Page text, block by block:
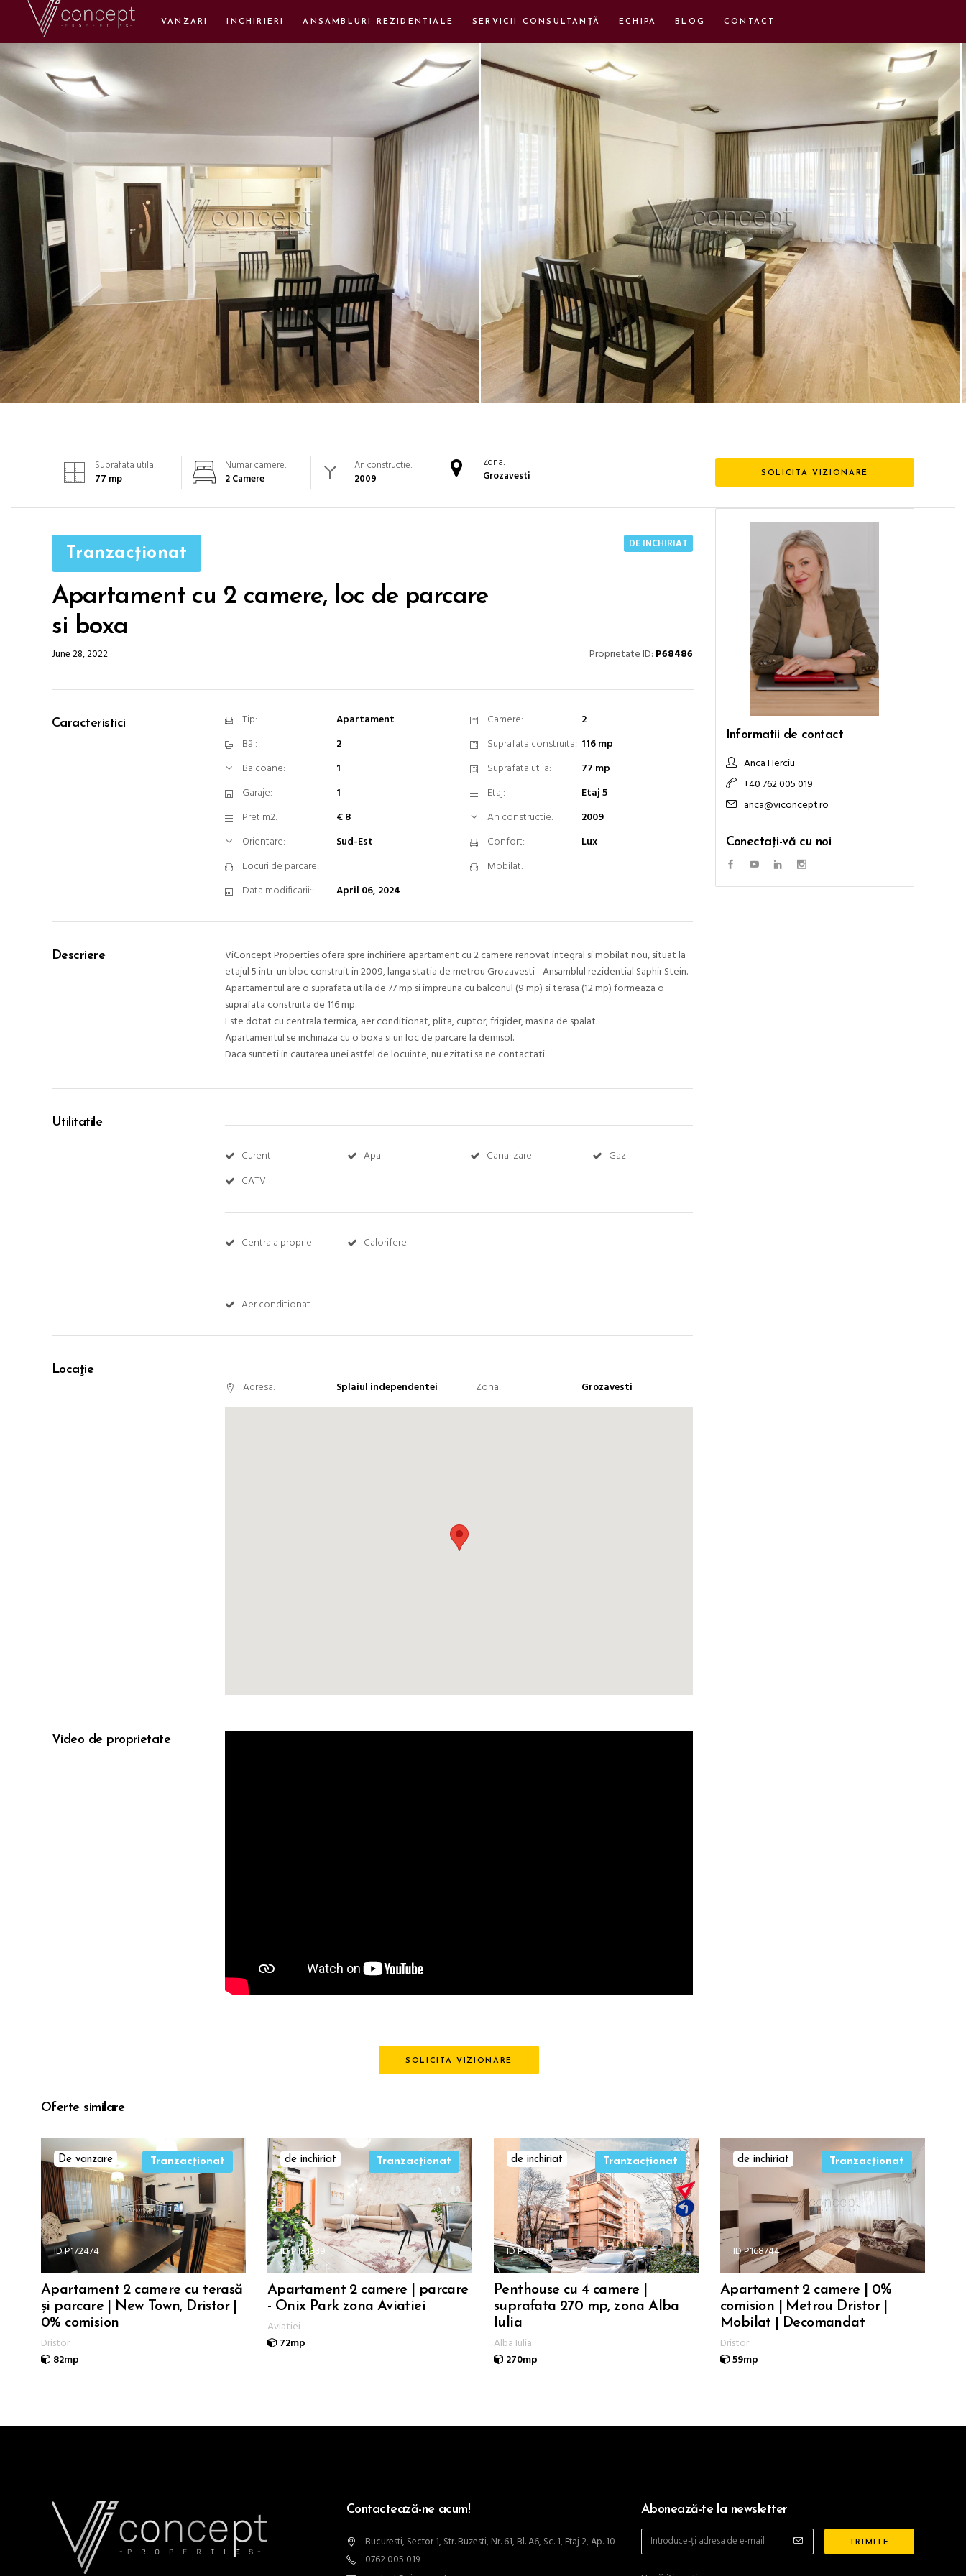
VANZARI INCHIRIERI ANSAMBLURI REZIDENTIALE SERVICII CONSULTANȚĂ ECHIPA BLOG CONTACT
Suprafata utila:
77 mp
Numar camere:
2 Camere
An constructie:
2009
Zona:
Grozavesti
SOLICITA VIZIONARE
Tranzacționat
Apartament cu 2 camere, loc de parcare
si boxa
DE INCHIRIAT
June 28, 2022 Proprietate ID: P68486
Caracteristici Tip: Apartament Camere:
2
Băi:
2 Suprafata construita: 116 mp
Balcoane:
1 Suprafata utila:
77 mp
Garaje:
1 Etaj:
Etaj 5
Pret m2:
€ 8 An constructie:
2009
Orientare:
Sud-Est Confort:
Lux
Locuri de parcare:
Mobilat:
Data modificarii::
April 06, 2024
Descriere
ViConcept Properties ofera spre inchiriere apartament cu 2 camere renovat integral si mobilat nou, situat la
etajul 5 intr-un bloc construit in 2009, langa statia de metrou Grozavesti - Ansamblul rezidential Saphir Stein.
Apartamentul are o suprafata utila de 77 mp si impreuna cu balconul (9 mp) si terasa (12 mp) formeaza o
suprafata construita de 116 mp.
Este dotat cu centrala termica, aer conditionat, plita, cuptor, frigider, masina de spalat.
Apartamentul se inchiriaza cu o boxa si un loc de parcare la demisol.
Daca sunteti in cautarea unei astfel de locuinte, nu ezitati sa ne contactati.
Utilitatile
Curent Apa Canalizare
Gaz
CATV
Centrala proprie Calorifere
Aer conditionat
Locaţie
Adresa: Splaiul independentei Zona: Grozavesti
Video de proprietate
SOLICITA VIZIONARE
Informatii de contact
Anca Herciu
+40 762 005 019
anca@viconcept.ro
Conectați-vă cu noi
Oferte similare
De vanzare Tranzacționat
ID P172474
Apartament 2 camere cu terasă
și parcare | New Town, Dristor |
0% comision
Dristor
82mp
de inchiriat Tranzacționat
ID P181339
Apartament 2 camere | parcare
- Onix Park zona Aviatiei
Aviatiei
72mp
de inchiriat Tranzacționat
ID P59587
Penthouse cu 4 camere |
suprafata 270 mp, zona Alba
Iulia
Alba Iulia
270mp
de inchiriat Tranzacționat
ID P168744
Apartament 2 camere | 0%
comision | Metrou Dristor |
Mobilat | Decomandat
Dristor
59mp
Contactează-ne acum!
Bucuresti, Sector 1, Str. Buzesti, Nr. 61, Bl. A6, Sc. 1, Etaj 2, Ap. 10
0762 005 019
Abonează-te la newsletter